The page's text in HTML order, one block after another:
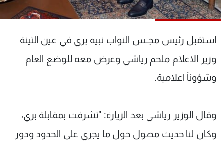
استقبل رئيس مجلس النواب نبيه بري في عين التينة
وزير الاعلام ملحم رياشي وعرض معه للوضع العام
وشؤوناً اعلامية.
وقال الوزير رياشي بعد الزيارة: "تشرفت بمقابلة بري،
وكان لنا حديث مطول حول ما يجري على الحدود ودور
شاهد البرامج
عن MTV
الإنـتـاج
لاعلاناتكم
وظائف
تواصل معنا